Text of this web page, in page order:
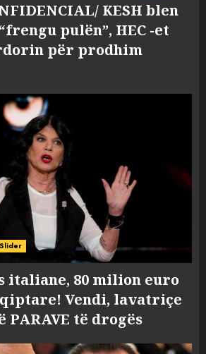
KESH blen
pulën”, HEC -et
për prodhim
Slider
italiane, 80 milion euro
Vendi, lavatriçe
të drogës